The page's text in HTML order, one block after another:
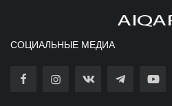
СОЦИАЛЬНЫЕ МЕДИА